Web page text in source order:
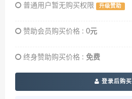
普通用户暂无购买权限 升级赞助
赞助会员购买价格 : 0元
终身赞助购买价格 : 免费
登录后购买